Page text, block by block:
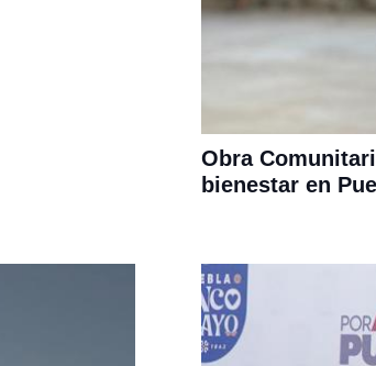
Obra
bienestar en